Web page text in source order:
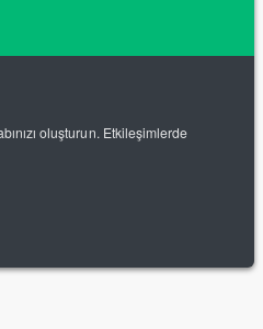
oluşturun. Etkileşimlerde